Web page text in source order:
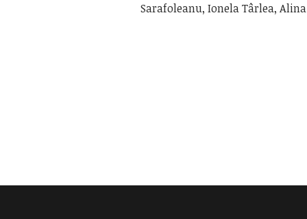
Sarafoleanu, Ionela Târlea,